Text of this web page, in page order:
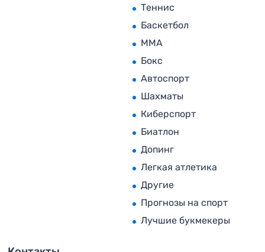
Теннис
Баскетбол
MMA
Бокс
Автоспорт
Шахматы
Киберспорт
Биатлон
Допинг
Легкая атлетика
Другие
Прогнозы на спорт
Лучшие букмекеры